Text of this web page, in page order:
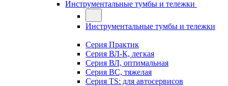
Инструментальные тумбы и тележки
Инструментальные тумбы и тележки
Серия Практик
Серия ВЛ-К, легкая
Серия ВЛ, оптимальная
Серия ВС, тяжелая
Серия TS: для автосервисов